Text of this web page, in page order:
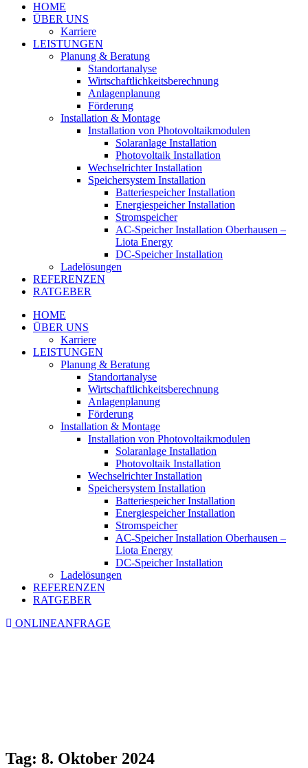
HOME
ÜBER UNS
Karriere
LEISTUNGEN
Planung & Beratung
Standortanalyse
Wirtschaftlichkeitsberechnung
Anlagenplanung
Förderung
Installation & Montage
Installation von Photovoltaikmodulen
Solaranlage Installation
Photovoltaik Installation
Wechselrichter Installation
Speichersystem Installation
Batteriespeicher Installation
Energiespeicher Installation
Stromspeicher
AC-Speicher Installation Oberhausen –
Liota Energy
DC-Speicher Installation
Ladelösungen
REFERENZEN
RATGEBER
HOME
ÜBER UNS
Karriere
LEISTUNGEN
Planung & Beratung
Standortanalyse
Wirtschaftlichkeitsberechnung
Anlagenplanung
Förderung
Installation & Montage
Installation von Photovoltaikmodulen
Solaranlage Installation
Photovoltaik Installation
Wechselrichter Installation
Speichersystem Installation
Batteriespeicher Installation
Energiespeicher Installation
Stromspeicher
AC-Speicher Installation Oberhausen –
Liota Energy
DC-Speicher Installation
Ladelösungen
REFERENZEN
RATGEBER
ONLINEANFRAGE
Tag: 8. Oktober 2024